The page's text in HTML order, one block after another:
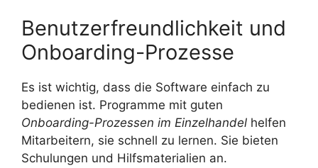
Benutzerfreundlichkeit und
Onboarding-Prozesse
Es ist wichtig, dass die Software einfach zu
bedienen ist. Programme mit guten
Onboarding-Prozessen im Einzelhandel helfen
Mitarbeitern, sie schnell zu lernen. Sie bieten
Schulungen und Hilfsmaterialien an.